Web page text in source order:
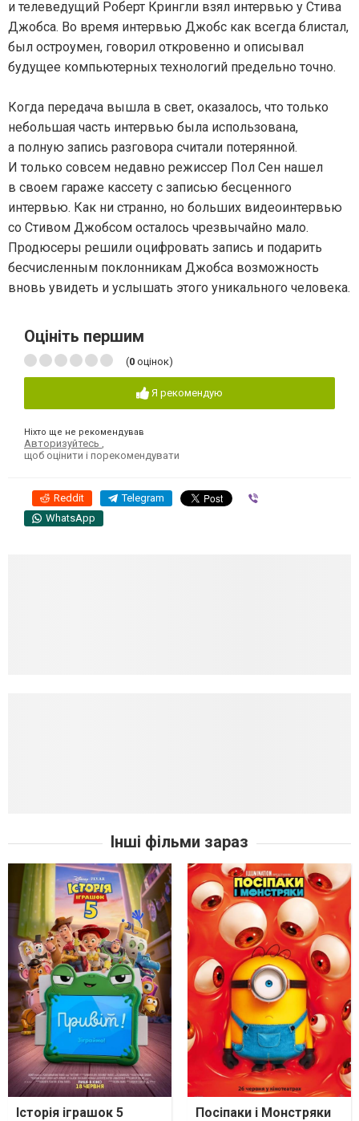
и телеведущий Роберт Крингли взял интервью у Стива
Джобса. Во время интервью Джобс как всегда блистал,
был остроумен, говорил откровенно и описывал
будущее компьютерных технологий предельно точно.
Когда передача вышла в свет, оказалось, что только
небольшая часть интервью была использована,
а полную запись разговора считали потерянной.
И только совсем недавно режиссер Пол Сен нашел
в своем гараже кассету с записью бесценного
интервью. Как ни странно, но больших видеоинтервью
со Стивом Джобсом осталось чрезвычайно мало.
Продюсеры решили оцифровать запись и подарить
бесчисленным поклонникам Джобса возможность
вновь увидеть и услышать этого уникального человека.
Оцініть першим
(0 оцінок)
Я рекомендую
Ніхто ще не рекомендував
Авторизуйтесь ,
щоб оцінити і порекомендувати
Reddit Telegram
WhatsApp
Інші фільми зараз
Історія іграшок 5 Посіпаки і Монстряки